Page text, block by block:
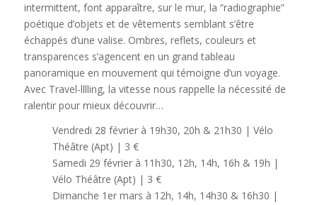
intermittent, font apparaître, sur le mur, la “radiographie”
poétique d’objets et de vêtements semblant s’être
échappés d’une valise. Ombres, reflets, couleurs et
transparences s’agencent en un grand tableau
panoramique en mouvement qui témoigne d’un voyage.
Avec Travel-lllling, la vitesse nous rappelle la nécessité de
ralentir pour mieux découvrir…
Vendredi 28 février à 19h30, 20h & 21h30 | Vélo
Théâtre (Apt) | 3 €
Samedi 29 février à 11h30, 12h, 14h, 16h & 19h |
Vélo Théâtre (Apt) | 3 €
Dimanche 1er mars à 12h, 14h, 14h30 & 16h30 |